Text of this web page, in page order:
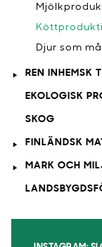
Djur som
REN INHEMSK
EKOLOGISK
SKOG
FINLÄNDSK
MARK OCH